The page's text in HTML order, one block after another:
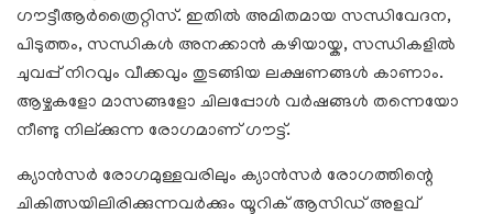
ഗൗട്ടീആർത്രൈറ്റിസ്. ഇതിൽ അമിതമായ സന്ധിവേദന,
പിടുത്തം, സന്ധികൾ അനക്കാൻ കഴിയായ്ക, സന്ധികളിൽ
ചുവപ്പ് നിറവും വീക്കവും തുടങ്ങിയ ലക്ഷണങ്ങൾ കാണാം.
ആഴ്ചകളോ മാസങ്ങളോ ചിലപ്പോൾ വർഷങ്ങൾ തന്നെയോ
നീണ്ടു നില്ക്കുന്ന രോഗമാണ് ഗൗട്ട്.
ക്യാൻസർ രോഗമുള്ളവരിലും ക്യാൻസർ രോഗത്തിന്റെ
ചികിത്സയിലിരിക്കുന്നവർക്കും യൂറിക് ആസിഡ് അളവ്